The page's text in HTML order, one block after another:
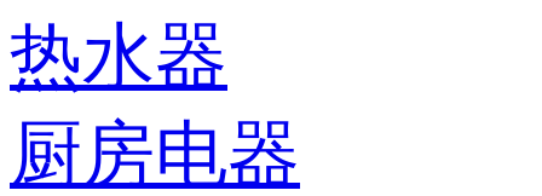
热水器
厨房电器